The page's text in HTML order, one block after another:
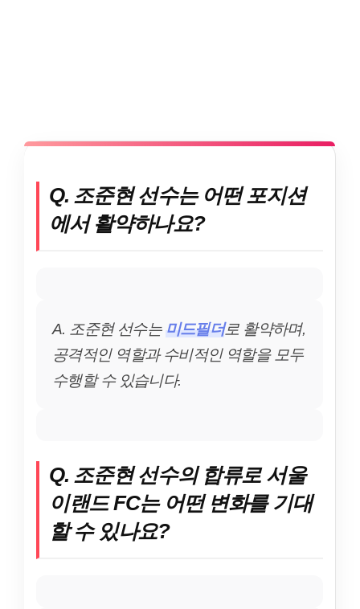
Q. 조준현 선수는 어떤 포지션
에서 활약하나요?
A. 조준현 선수는미드필더로 활약하며,
공격적인 역할과 수비적인 역할을 모두
수행할 수 있습니다.
Q. 조준현 선수의 합류로 서울
이랜드 FC는 어떤 변화를 기대
할 수 있나요?